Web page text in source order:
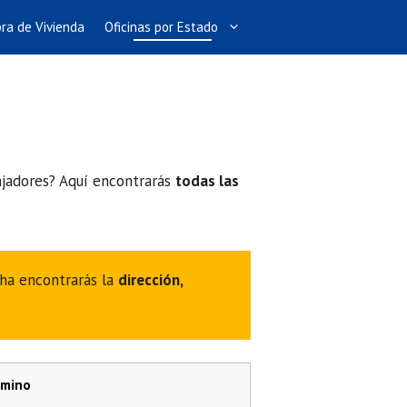
de Vivienda Oficinas por Estado
Aquí encontrarás todas las
encontrarás la dirección,